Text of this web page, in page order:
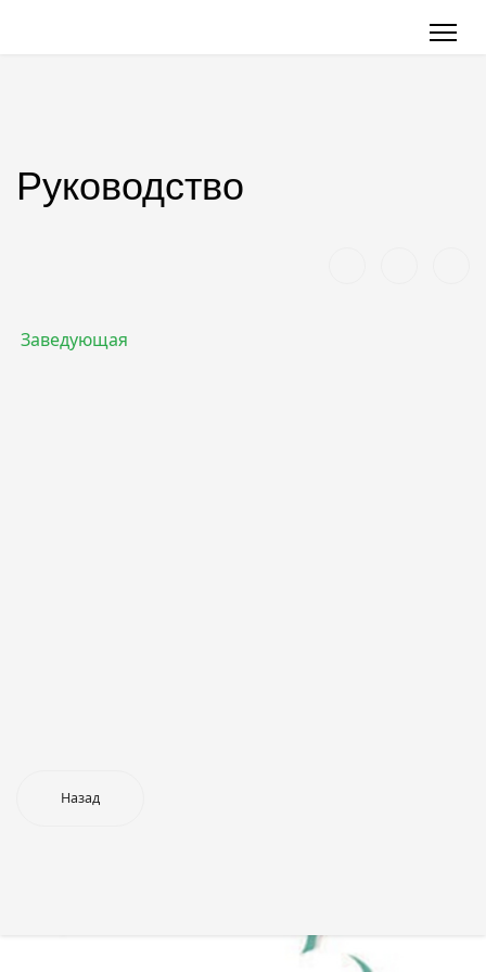
Руководство
Заведующая
Назад